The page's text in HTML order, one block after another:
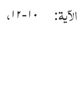
۱۰-۱۲،